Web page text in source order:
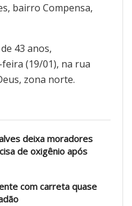
bairro Compensa,
43 anos,
(19/01), na rua
zona norte.
deixa moradores
de oxigênio após
com carreta quase